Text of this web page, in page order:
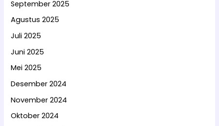
September 2025
Agustus 2025
Juli 2025
Juni 2025
Mei 2025
Desember 2024
November 2024
Oktober 2024